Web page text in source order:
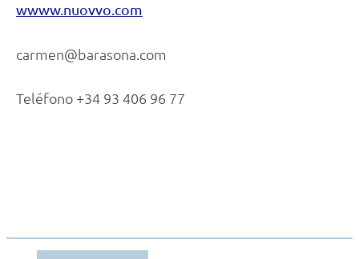
wwww.nuovvo.com
carmen@barasona.com
Teléfono +34 93 406 96 77